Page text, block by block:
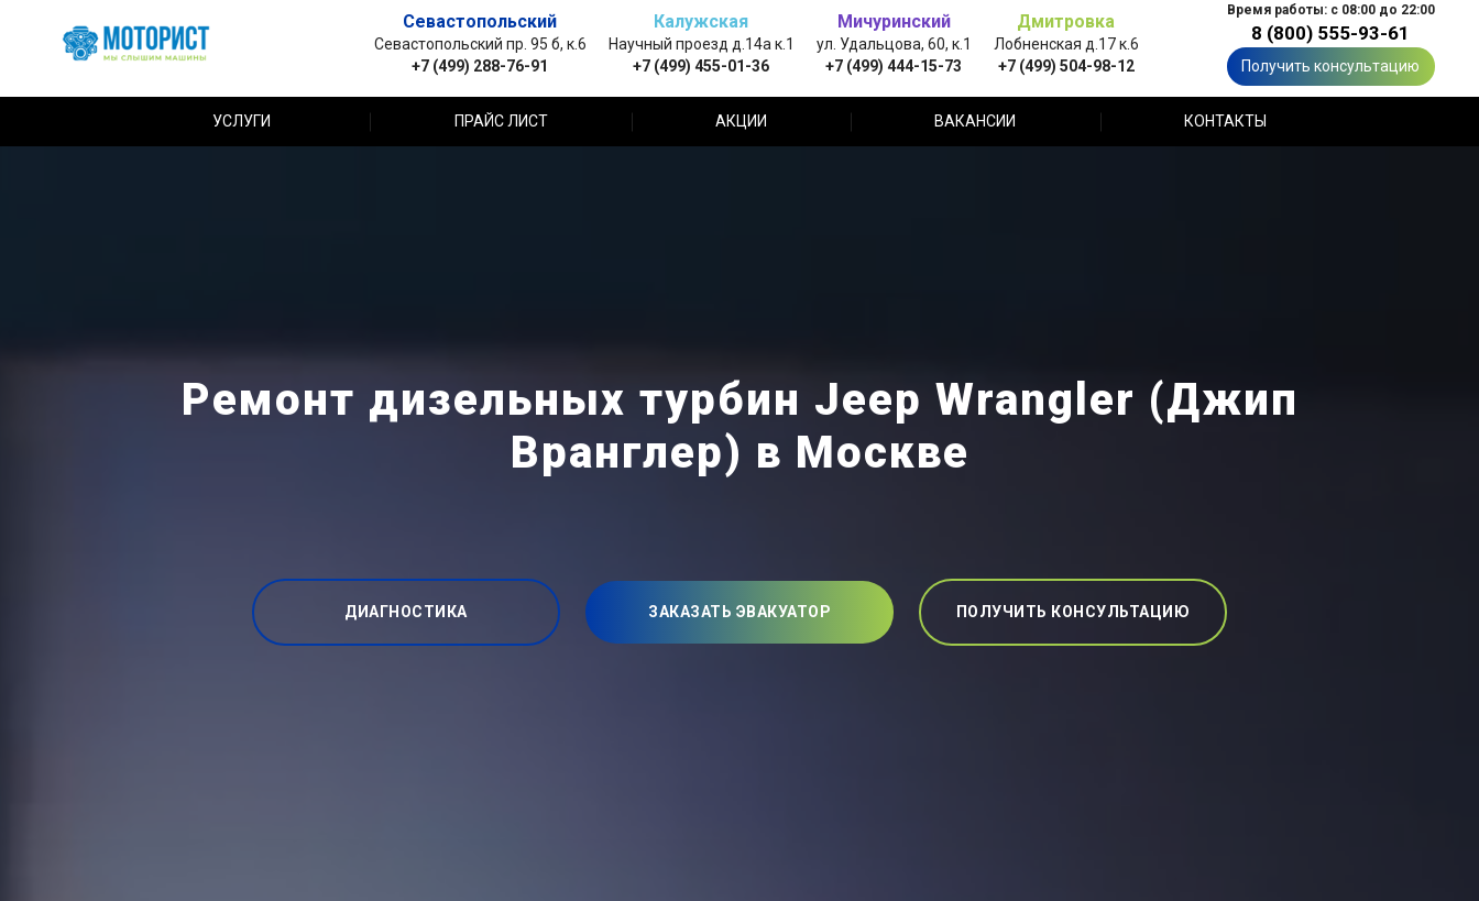
Севастопольский
Севастопольский пр. 95 б, к.6
+7 (499) 288-76-91
Калужская
Научный проезд д.14а к.1
+7 (499) 455-01-36
Мичуринский
ул. Удальцова, 60, к.1
+7 (499) 444-15-73
Дмитровка
Лобненская д.17 к.6
+7 (499) 504-98-12
Время работы: с 08:00 до 22:00
8 (800) 555-93-61
Получить консультацию
УСЛУГИ ПРАЙС ЛИСТ АКЦИИ ВАКАНСИИ КОНТАКТЫ
Ремонт дизельных турбин Jeep Wrangler (Джип
Вранглер) в Москве
ДИАГНОСТИКА ЗАКАЗАТЬ ЭВАКУАТОР ПОЛУЧИТЬ КОНСУЛЬТАЦИЮ